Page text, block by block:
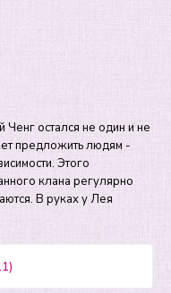
остался не один и не
предложить людям -
Этого
клана регулярно
В руках у Лея